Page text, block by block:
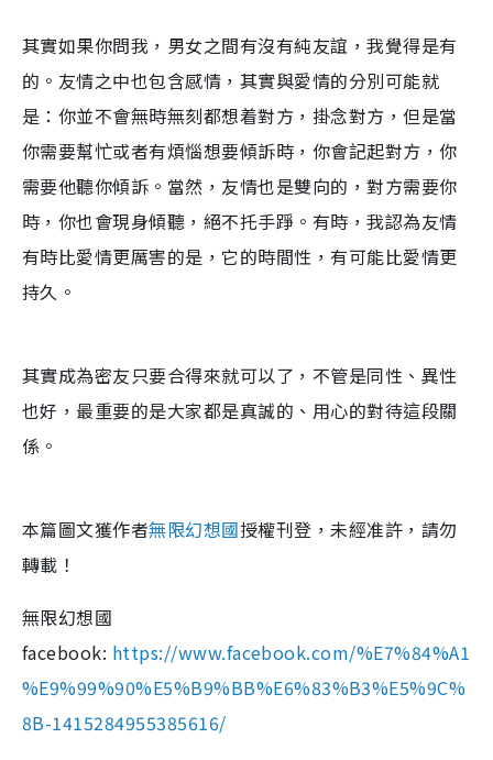
其實如果你問我，男女之間有沒有純友誼，我覺得是有
的。友情之中也包含感情，其實與愛情的分別可能就
是：你並不會無時無刻都想着對方，掛念對方，但是當
你需要幫忙或者有煩惱想要傾訴時，你會記起對方，你
需要他聽你傾訴。當然，友情也是雙向的，對方需要你
時，你也會現身傾聽，絕不托手踭。有時，我認為友情
有時比愛情更厲害的是，它的時間性，有可能比愛情更
持久。
其實成為密友只要合得來就可以了，不管是同性、異性
也好，最重要的是大家都是真誠的、用心的對待這段關
係。
本篇圖文獲作者無限幻想國授權刊登，未經准許，請勿
轉載！
無限幻想國
facebook: https://www.facebook.com/%E7%84%A1
%E9%99%90%E5%B9%BB%E6%83%B3%E5%9C%
8B-1415284955385616/